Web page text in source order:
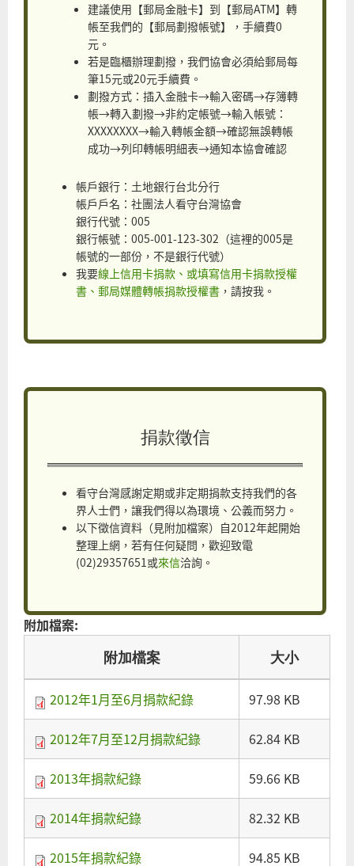
建議使用【郵局金融卡】到【郵局ATM】轉
帳至我們的【郵局劃撥帳號】，手續費0
元。
若是臨櫃辦理劃撥，我們協會必須給郵局每
筆15元或20元手續費。
劃撥方式：插入金融卡→輸入密碼→存簿轉
帳→轉入劃撥→非約定帳號→輸入帳號：
XXXXXXXX→輸入轉帳金額→確認無誤轉帳
成功→列印轉帳明細表→通知本協會確認
帳戶銀行：土地銀行台北分行
帳戶戶名：社團法人看守台灣協會
銀行代號：005
銀行帳號：005-001-123-302（這裡的005是
帳號的一部份，不是銀行代號）
我要線上信用卡捐款、或填寫信用卡捐款授權
書、郵局媒體轉帳捐款授權書 ，請按我。
捐款徵信
看守台灣感謝定期或非定期捐款支持我們的各
界人士們，讓我們得以為環境、公義而努力。
以下徵信資料（見附加檔案）自2012年起開始
整理上網，若有任何疑問，歡迎致電
(02)29357651或來信洽詢。
附加檔案:
附加檔案
大小
2012年1月至6月捐款紀錄 97.98 KB
2012年7月至12月捐款紀錄 62.84 KB
2013年捐款紀錄 59.66 KB
2014年捐款紀錄 82.32 KB
2015年捐款紀錄 94.85 KB